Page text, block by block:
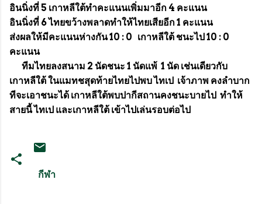
อินนิ่งที่ 5 เกาหลีใต้ทำคะแนนเพิ่มมาอีก 4 คะแนน
อินนิ่งที่ 6 ไทยขว้างพลาดทำให้ไทยเสียอีก 1 คะแนน
ส่งผลให้มีคะแนนห่างกัน 10 : 0 เกาหลีใต้ ชนะไป 10 : 0
คะแนน
ทีมไทยลงสนาม 2 นัดชนะ 1 นัดแพ้ 1 นัด เช่นเดียวกับ
เกาหลีใต้ ในแมทชสุดท้ายไทยไปพบ ไทเป เจ้าภาพ คงลำบาก
ทีจะเอาชนะได้ เกาหลีใต้พบปากีสถานคงชนะบายไป ทำให้
สายนี้ ไทเป และเกาหลีใต้ เข้าไปเล่นรอบต่อไป
กีฬา